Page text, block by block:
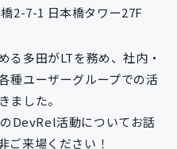
2-7-1 日本橋タワー27F
る多田がLTを務め、社内・
種ユーザーグループでの活
ました。
DevRel活動についてお話
ご来場ください！